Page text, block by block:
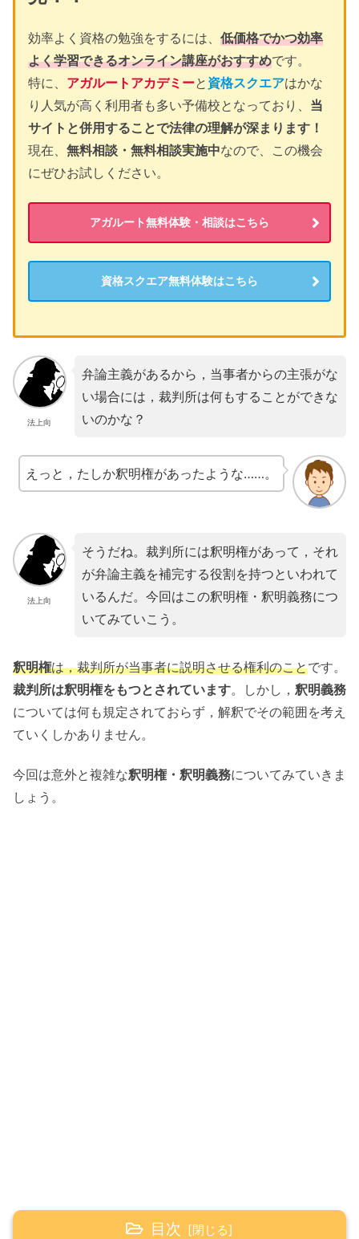
効率よく資格の勉強をするには、 低価格でかつ効率
よく学習できるオンライン講座がおすすめです。
特に、 アガルートアカデミーと 資格スクエアはかな
り人気が高く利用者も多い予備校となっており、 当
サイトと併用することで法律の理解が深まります！
現在、 無料相談・無料相談実施中なので、この機会
にぜひお試しください。
アガルート無料体験・相談はこちら
資格スクエア無料体験はこちら
法上向
弁論主義があるから，当事者からの主張がな
い場合には，裁判所は何もすることができな
いのかな？
えっと，たしか釈明権があったような……。
法上向
そうだね。裁判所には釈明権があって，それ
が弁論主義を補完する役割を持つといわれて
いるんだ。今回はこの釈明権・釈明義務につ
いてみていこう。
釈明権は，裁判所が当事者に説明させる権利のことです。
裁判所は釈明権をもつとされています。しかし， 釈明義務
については何も規定されておらず，解釈でその範囲を考え
ていくしかありません。
今回は意外と複雑な釈明権・釈明義務についてみていきま
しょう。
目次